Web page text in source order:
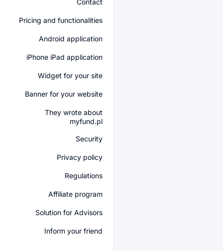
Contact
Pricing and functionalities
Android application
iPhone iPad application
Widget for your site
Banner for your website
They wrote about
myfund.pl
Security
Privacy policy
Regulations
Affiliate program
Solution for Advisors
Inform your friend